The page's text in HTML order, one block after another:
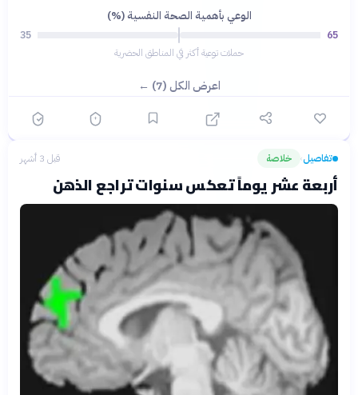
الوعي بأهمية الصحة النفسية (%)
65
35
حملات توعية أكثر في المناطق الحضرية
اعرض الكل (7) ←
تفاصيل› خلاصة قبل 3 أشهر
أربعة عشر يوماً تعكس سنوات تراجع الذهن